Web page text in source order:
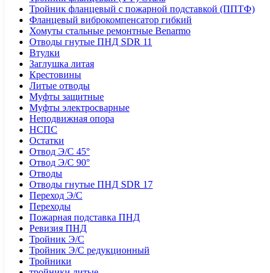
Тройник фланцевый с пожарной подставкой (ППТФ)
Фланцевый виброкомпенсатор гибкий
Хомуты стальные ремонтные Benarmo
Отводы гнутые ПНД SDR 11
Втулки
Заглушка литая
Крестовины
Литые отводы
Муфты защитные
Муфты электросварные
Неподвижная опора
НСПС
Остатки
Отвод Э/С 45°
Отвод Э/С 90°
Отводы
Отводы гнутые ПНД SDR 17
Переход Э/С
Переходы
Пожарная подставка ПНД
Ревизия ПНД
Тройник Э/С
Тройник Э/С редукционный
Тройники